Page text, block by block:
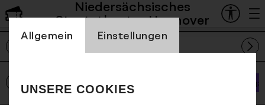
Einstellung Cookienbanner
Allgemein
Einstellungen
UNSERE COOKIES
Niedersächsisches
Staatstheater Hannover
Spielplan und Tickets